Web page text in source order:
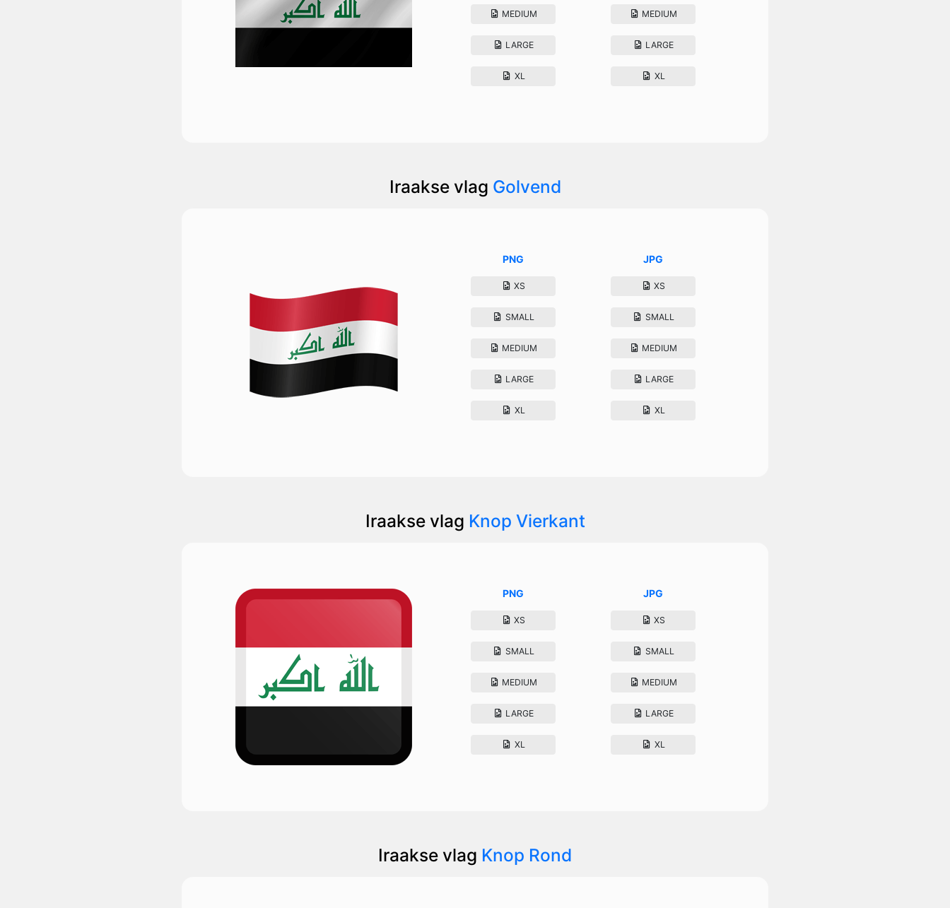
MEDIUM
LARGE
XL
MEDIUM
LARGE
XL
Iraakse vlag Golvend
PNG
XS
SMALL
MEDIUM
LARGE
XL
JPG
XS
SMALL
MEDIUM
LARGE
XL
Iraakse vlag Knop Vierkant
PNG
XS
SMALL
MEDIUM
LARGE
XL
JPG
XS
SMALL
MEDIUM
LARGE
XL
Iraakse vlag Knop Rond